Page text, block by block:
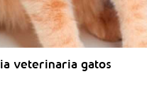
veterinaria gatos